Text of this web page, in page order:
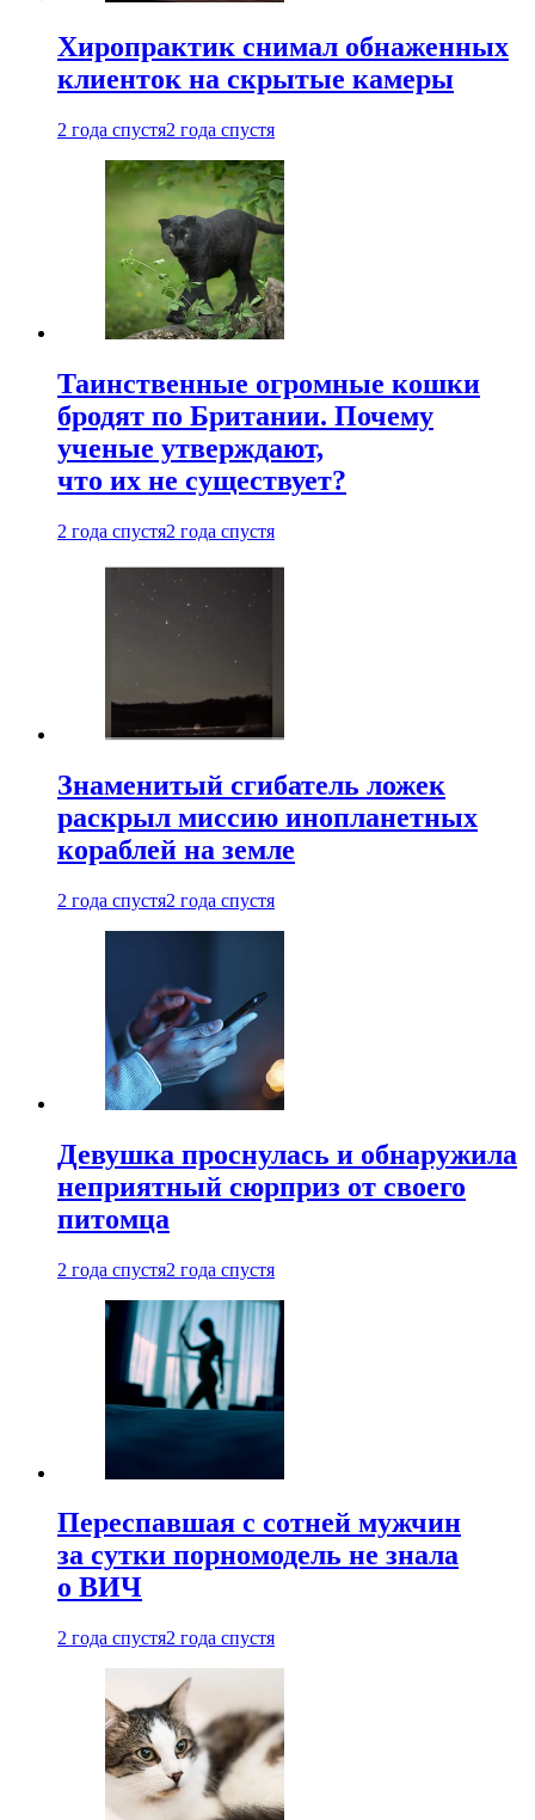
Хиропрактик снимал обнаженных
клиенток на скрытые камеры
2 года спустя2 года спустя
Таинственные огромные кошки
бродят по Британии. Почему
ученые утверждают,
что их не существует?
2 года спустя2 года спустя
Знаменитый сгибатель ложек
раскрыл миссию инопланетных
кораблей на земле
2 года спустя2 года спустя
Девушка проснулась и обнаружила
неприятный сюрприз от своего
питомца
2 года спустя2 года спустя
Переспавшая с сотней мужчин
за сутки порномодель не знала
о ВИЧ
2 года спустя2 года спустя